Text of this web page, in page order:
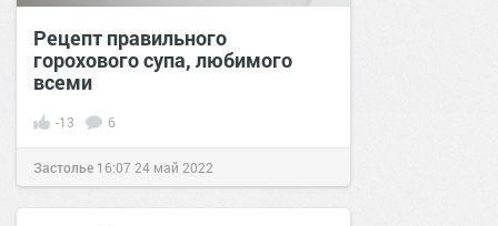
Рецепт правильного
горохового супа, любимого
всеми
-13 6
Застолье 16:07 24 май 2022